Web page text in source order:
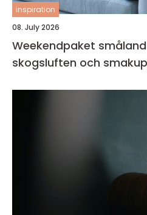
inspiration
08. July 2026
Weekendpaket småland slottsmiljö,
skogsluften och